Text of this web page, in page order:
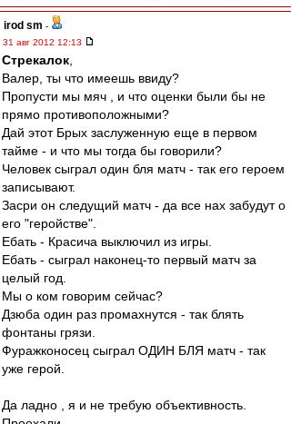
irod sm -
31 авг 2012 12:13
Стрекалок
Валер, ты что имеешь ввиду?
Пропусти мы мяч , и что оценки были бы не
прямо противоположными?
Дай этот Брых заслуженную еще в первом
тайме - и что мы тогда бы говорили?
Человек сыграл один бля матч - так его героем
записывают.
Засри он следущий матч - да все нах забудут о
его "геройстве".
Ебать - Красича выключил из игры.
Ебать - сыграл наконец-то первый матч за
целый год.
Мы о ком говорим сейчас?
Дзюба один раз промахнутся - так блять
фонтаны грязи.
Фуражконосец сыграл ОДИН БЛЯ матч - так
уже герой.
Да ладно , я и не требую объективность.